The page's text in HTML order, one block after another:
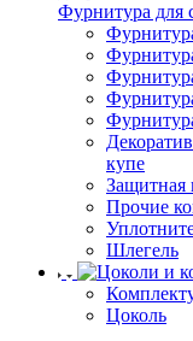
Фурнитура для
купе
Защитная
Прочие
Шлегель
Цоколь